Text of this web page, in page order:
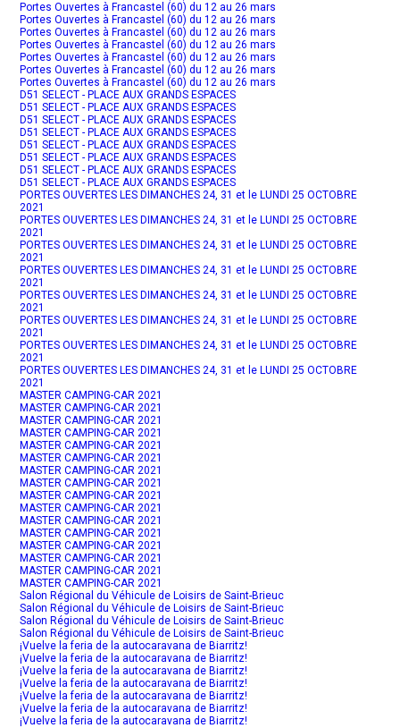
Portes Ouvertes à Francastel (60) du 12 au 26 mars
Portes Ouvertes à Francastel (60) du 12 au 26 mars
Portes Ouvertes à Francastel (60) du 12 au 26 mars
Portes Ouvertes à Francastel (60) du 12 au 26 mars
Portes Ouvertes à Francastel (60) du 12 au 26 mars
Portes Ouvertes à Francastel (60) du 12 au 26 mars
Portes Ouvertes à Francastel (60) du 12 au 26 mars
D51 SELECT - PLACE AUX GRANDS ESPACES
D51 SELECT - PLACE AUX GRANDS ESPACES
D51 SELECT - PLACE AUX GRANDS ESPACES
D51 SELECT - PLACE AUX GRANDS ESPACES
D51 SELECT - PLACE AUX GRANDS ESPACES
D51 SELECT - PLACE AUX GRANDS ESPACES
D51 SELECT - PLACE AUX GRANDS ESPACES
D51 SELECT - PLACE AUX GRANDS ESPACES
PORTES OUVERTES LES DIMANCHES 24, 31 et le LUNDI 25 OCTOBRE
2021
PORTES OUVERTES LES DIMANCHES 24, 31 et le LUNDI 25 OCTOBRE
2021
PORTES OUVERTES LES DIMANCHES 24, 31 et le LUNDI 25 OCTOBRE
2021
PORTES OUVERTES LES DIMANCHES 24, 31 et le LUNDI 25 OCTOBRE
2021
PORTES OUVERTES LES DIMANCHES 24, 31 et le LUNDI 25 OCTOBRE
2021
PORTES OUVERTES LES DIMANCHES 24, 31 et le LUNDI 25 OCTOBRE
2021
PORTES OUVERTES LES DIMANCHES 24, 31 et le LUNDI 25 OCTOBRE
2021
PORTES OUVERTES LES DIMANCHES 24, 31 et le LUNDI 25 OCTOBRE
2021
MASTER CAMPING-CAR 2021
MASTER CAMPING-CAR 2021
MASTER CAMPING-CAR 2021
MASTER CAMPING-CAR 2021
MASTER CAMPING-CAR 2021
MASTER CAMPING-CAR 2021
MASTER CAMPING-CAR 2021
MASTER CAMPING-CAR 2021
MASTER CAMPING-CAR 2021
MASTER CAMPING-CAR 2021
MASTER CAMPING-CAR 2021
MASTER CAMPING-CAR 2021
MASTER CAMPING-CAR 2021
MASTER CAMPING-CAR 2021
MASTER CAMPING-CAR 2021
MASTER CAMPING-CAR 2021
Salon Régional du Véhicule de Loisirs de Saint-Brieuc
Salon Régional du Véhicule de Loisirs de Saint-Brieuc
Salon Régional du Véhicule de Loisirs de Saint-Brieuc
Salon Régional du Véhicule de Loisirs de Saint-Brieuc
¡Vuelve la feria de la autocaravana de Biarritz!
¡Vuelve la feria de la autocaravana de Biarritz!
¡Vuelve la feria de la autocaravana de Biarritz!
¡Vuelve la feria de la autocaravana de Biarritz!
¡Vuelve la feria de la autocaravana de Biarritz!
¡Vuelve la feria de la autocaravana de Biarritz!
¡Vuelve la feria de la autocaravana de Biarritz!